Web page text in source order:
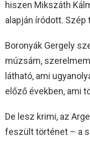
hiszen Mikszáth
alapján íródott.
Boronyák Gergely
múzsám,
látható, ami
előző években, ami
De lesz krimi, az
feszült történet – a